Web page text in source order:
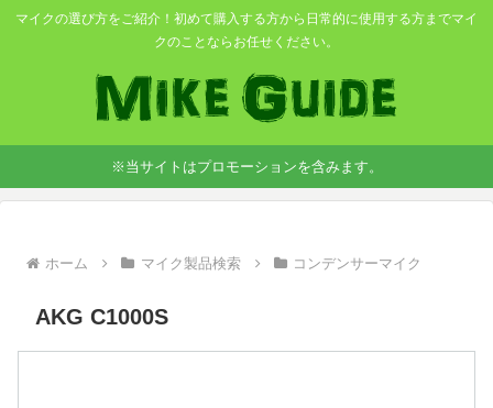
マイクの選び方をご紹介！初めて購入する方から日常的に使用する方までマイ
クのことならお任せください。
※当サイトはプロモーションを含みます。
ホーム マイク製品検索 コンデンサーマイク
AKG C1000S